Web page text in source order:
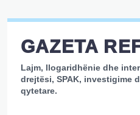
GAZETA
Lajm, llogaridhënie dhe
drejtësi, SPAK, investigime
qytetare.